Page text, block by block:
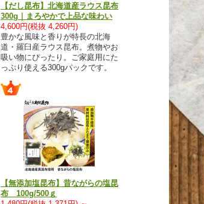
【だし昆布】北海道産ラウス昆布
300g｜まろやかで上品な味わい
4,600円(税抜 4,260円)
豊かな風味と香りが特長の北海
道・羅臼産ラウス昆布。煮物やお
吸い物にぴったり。ご家庭用にた
っぷり使える300gパックです。
【無添加塩昆布】昔ながらの塩昆
布 100g/500ｇ